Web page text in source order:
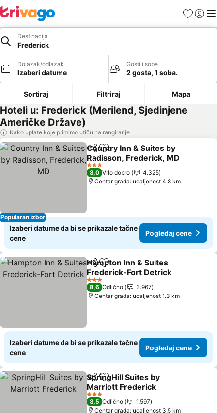
FavoritiPrijavi
Destinacija
Frederick
Dolazak/odlazak
Izaberi datume
Gosti i sobe
2 gosta, 1 soba.
Sortiraj Filtriraj Mapa
Hoteli u: Frederick (Merilend, Sjedinjene
Američke Države)
Kako uplate koje primimo utiču na rangiranje
Popularan izbor
Deli Dodati u favorite
Country Inn & Suites by
Radisson, Frederick, MD
Pogledaj cene
3 Zvezdice
8,0 Vrlo dobro
4.325
Centar grada: udaljenost 4.8 km
Izaberi datume da bi se prikazale tačne
cene
Pogledaj cene
Deli Dodati u favorite
Hampton Inn & Suites
Frederick-Fort Detrick
Pogledaj cene
3 Zvezdice
8,6 Odlično
3.967
Centar grada: udaljenost 1.3 km
Izaberi datume da bi se prikazale tačne
cene
Pogledaj cene
Deli Dodati u favorite
SpringHill Suites by
Marriott Frederick
Pogledaj cene
3 Zvezdice
8,5 Odlično
1.597
Centar grada: udaljenost 3.5 km